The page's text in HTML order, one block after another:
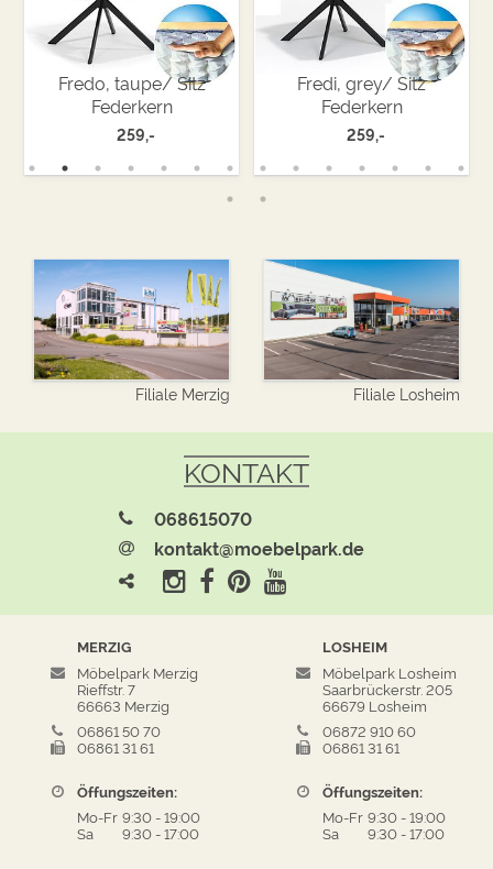
Fredo, taupe/ Sitz
Federkern
259,-
Fredi, grey/ Sitz
Federkern
259,-
Filiale Merzig Filiale Losheim
KONTAKT
068615070
kontakt@moebelpark.de
MERZIG
Möbelpark Merzig
Rieffstr. 7
66663 Merzig
06861 50 70
06861 31 61
Öffungszeiten:
Mo-Fr 9:30-19:00
Sa
9:30-17:00
LOSHEIM
Möbelpark Losheim
Saarbrückerstr. 205
66679 Losheim
06872 910 60
06861 31 61
Öffungszeiten:
Mo-Fr 9:30-19:00
Sa
9:30-17:00